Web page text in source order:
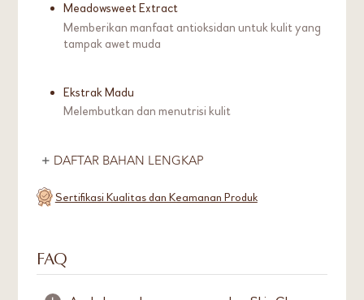
Meadowsweet Extract
Memberikan manfaat antioksidan untuk kulit yang
tampak awet muda
Ekstrak Madu
Melembutkan dan menutrisi kulit
DAFTAR BAHAN LENGKAP
Sertifikasi Kualitas dan Keamanan Produk
FAQ